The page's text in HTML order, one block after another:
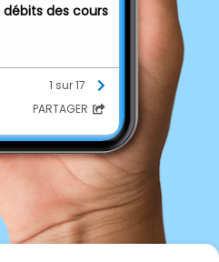
débits des cours
voitures à
des
des pelouses
1 sur 17
PARTAGER